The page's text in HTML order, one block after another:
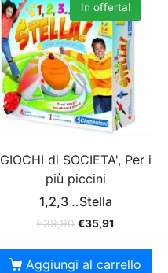
In offerta!
GIOCHI di SOCIETA', Per i
più piccini
1,2,3 ..Stella
€39,90 €35,91
Aggiungi al carrello